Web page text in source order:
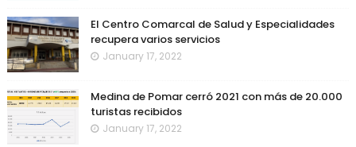
El Centro Comarcal de Salud y Especialidades
recupera varios servicios
January 17, 2022
Medina de Pomar cerró 2021 con más de 20.000
turistas recibidos
January 17, 2022